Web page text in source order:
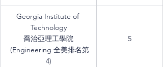
Georgia Institute of
Technology
喬治亞理工學院
(Engineering 全美排名第
4)
5